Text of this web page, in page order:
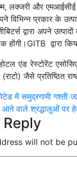
लक्जरी और
विभिन्न प्रकार के
द्वारा अपने
होंगी।GITB द्वारा
एंड रेस्टोरेंट
जैसे प्रतिष्ठित
में समुद्रगामी गश्ती
आने वाले श्रद्धालुओं पर
Reply
will not be